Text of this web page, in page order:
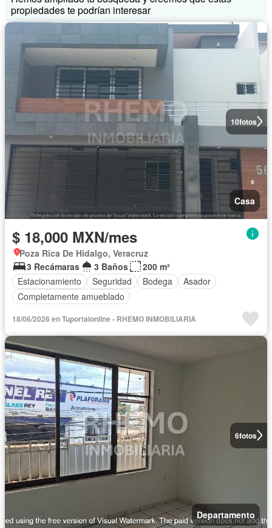
propiedades te podrían interesar
10fotos
Casa
$ 18,000 MXN/mes
Poza Rica De Hidalgo, Veracruz
3 Recámaras
3 Baños
200 m²
Estacionamiento
Seguridad Bodega
Asador
Completamente amueblado
18/06/2026 en Tuportalonline - RHEMO INMOBILIARIA
6fotos
Departamento